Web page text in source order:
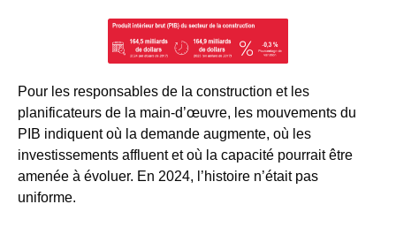
Pour les responsables de la construction et les
planificateurs de la main-d’œuvre, les mouvements du
PIB indiquent où la demande augmente, où les
investissements affluent et où la capacité pourrait être
amenée à évoluer. En 2024, l’histoire n’était pas
uniforme.